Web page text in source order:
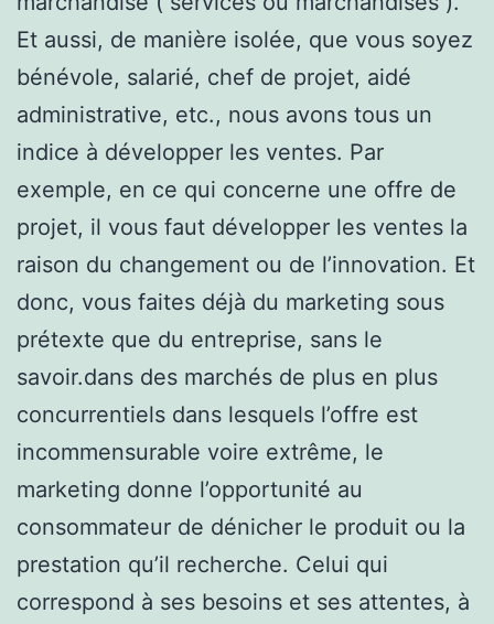
Et aussi, de manière isolée, que vous soyez
bénévole, salarié, chef de projet, aidé
administrative, etc., nous avons tous un
indice à développer les ventes. Par
exemple, en ce qui concerne une offre de
projet, il vous faut développer les ventes la
raison du changement ou de l’innovation. Et
donc, vous faites déjà du marketing sous
prétexte que du entreprise, sans le
savoir.dans des marchés de plus en plus
concurrentiels dans lesquels l’offre est
incommensurable voire extrême, le
marketing donne l’opportunité au
consommateur de dénicher le produit ou la
prestation qu’il recherche. Celui qui
correspond à ses besoins et ses attentes, à